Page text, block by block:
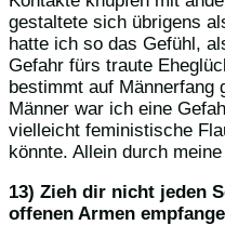
gestaltete sich übrigens
hatte ich so das Gefühl,
Gefahr fürs traute
bestimmt auf Männerfang
Männer war ich eine
vielleicht feministische
könnte. Allein durch
13) Zieh dir nicht jeden
offenen Armen